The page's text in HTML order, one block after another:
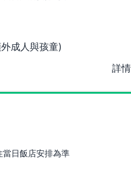
成人與孩童)
詳情
當日飯店安排為準